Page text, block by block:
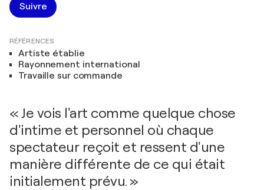
Suivre
RÉFÉRENCES
Artiste établie
Rayonnement international
Travaille sur commande
« Je vois l'art comme quelque chose
d'intime et personnel où chaque
spectateur reçoit et ressent d'une
manière différente de ce qui était
initialement prévu. »